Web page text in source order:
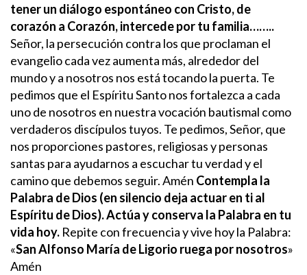
tener un diálogo espontáneo con Cristo, de
corazón a Corazón, intercede por tu familia……..
Señor, la persecución contra los que proclaman el
evangelio cada vez aumenta más, alrededor del
mundo y a nosotros nos está tocando la puerta. Te
pedimos que el Espíritu Santo nos fortalezca a cada
uno de nosotros en nuestra vocación bautismal como
verdaderos discípulos tuyos. Te pedimos, Señor, que
nos proporciones pastores, religiosas y personas
santas para ayudarnos a escuchar tu verdad y el
camino que debemos seguir. Amén Contempla la
Palabra de Dios (en silencio deja actuar en ti al
Espíritu de Dios). Actúa y conserva la Palabra en tu
vida hoy. Repite con frecuencia y vive hoy la Palabra:
«San Alfonso María de Ligorio ruega por nosotros»
Amén